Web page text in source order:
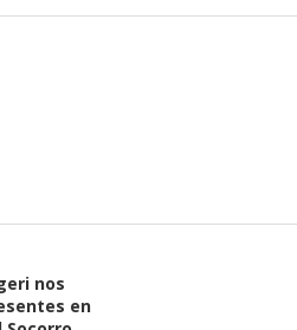
nos
en